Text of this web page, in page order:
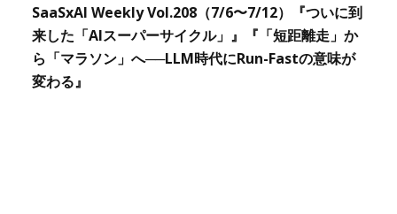
SaaSxAI Weekly Vol.208（7/6〜7/12）『ついに到
来した「AIスーパーサイクル」』『「短距離走」か
ら「マラソン」へ──LLM時代にRun-Fastの意味が
変わる』